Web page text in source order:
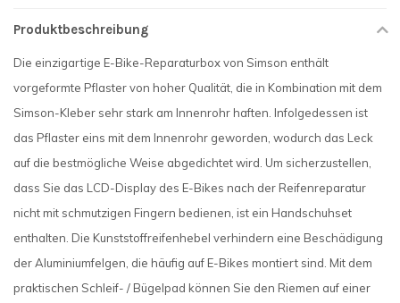
Produktbeschreibung
Die einzigartige E-Bike-Reparaturbox von Simson enthält
vorgeformte Pflaster von hoher Qualität, die in Kombination mit dem
Simson-Kleber sehr stark am Innenrohr haften. Infolgedessen ist
das Pflaster eins mit dem Innenrohr geworden, wodurch das Leck
auf die bestmögliche Weise abgedichtet wird. Um sicherzustellen,
dass Sie das LCD-Display des E-Bikes nach der Reifenreparatur
nicht mit schmutzigen Fingern bedienen, ist ein Handschuhset
enthalten. Die Kunststoffreifenhebel verhindern eine Beschädigung
der Aluminiumfelgen, die häufig auf E-Bikes montiert sind. Mit dem
praktischen Schleif- / Bügelpad können Sie den Riemen auf einer